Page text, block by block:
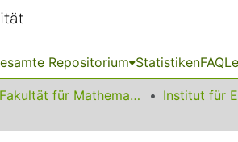
Repositorium StatistikenFAQ
01 Fakultät für Mathematik